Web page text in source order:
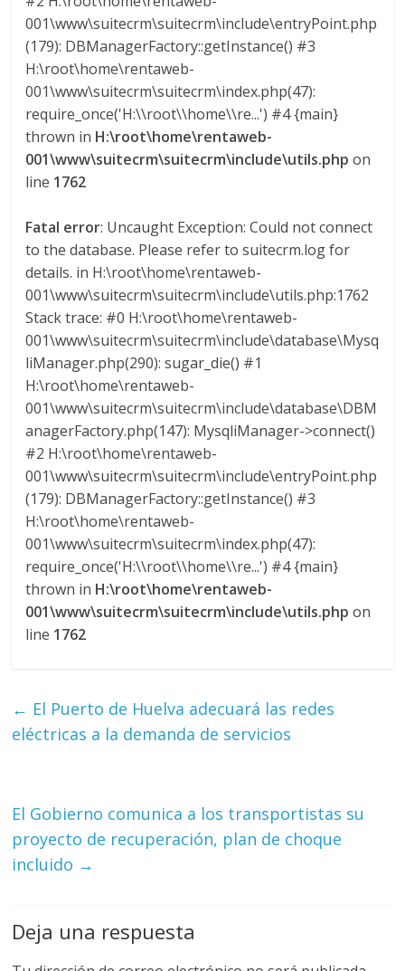
o
m
b
a
R
Y
G
R
U
001\www\suitecrm\suitecrm\include\entryPoint.php
(179): DBManagerFactory::getInstance() #3
H:\root\home\rentaweb-
001\www\suitecrm\suitecrm\index.php(47):
require_once('H:\\root\\home\\re...') #4 {main}
thrown in H:\root\home\rentaweb-
001\www\suitecrm\suitecrm\include\utils.php on
line 1762
Fatal error: Uncaught Exception: Could not connect
to the database. Please refer to suitecrm.log for
details. in H:\root\home\rentaweb-
001\www\suitecrm\suitecrm\include\utils.php:1762
Stack trace: #0 H:\root\home\rentaweb-
001\www\suitecrm\suitecrm\include\database\Mysq
liManager.php(290): sugar_die() #1
H:\root\home\rentaweb-
001\www\suitecrm\suitecrm\include\database\DBM
anagerFactory.php(147): MysqliManager->connect()
#2 H:\root\home\rentaweb-
001\www\suitecrm\suitecrm\include\entryPoint.php
(179): DBManagerFactory::getInstance() #3
H:\root\home\rentaweb-
001\www\suitecrm\suitecrm\index.php(47):
require_once('H:\\root\\home\\re...') #4 {main}
thrown in H:\root\home\rentaweb-
001\www\suitecrm\suitecrm\include\utils.php on
line 1762
← El Puerto de Huelva adecuará las redes
eléctricas a la demanda de servicios
El Gobierno comunica a los transportistas su
proyecto de recuperación, plan de choque
incluido →
Deja una respuesta